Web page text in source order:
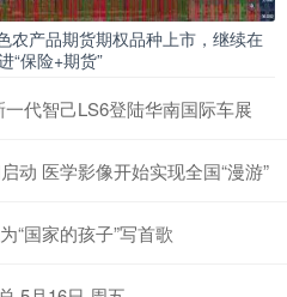
农产品期货期权品种上市，继续在
“保险+期货”
代智己LS6登陆华南国际车展
动 医学影像开始实现全国“漫游”
“国家的孩子”写首歌